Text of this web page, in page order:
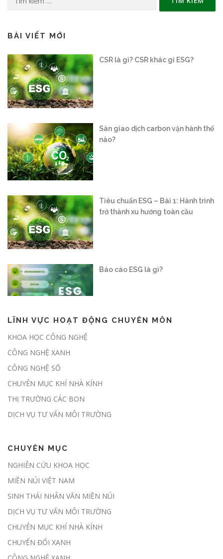
kiếm
BÀI VIẾT MỚI
Sàn giao dịch carbon vận hành thế
Tiêu chuẩn ESG – Bài 1: Hành trình
trở thành xu hướng toàn cầu
Báo cáo ESG là gì?
trong nước: “Mở cánh cửa” cho nền
tham gia thị trường carbon
thí điểm trong tháng 6
LĨNH VỰC HOẠT ĐỘNG CHUYÊN MÔN
KHOA HỌC CÔNG NGHỆ
CÔNG NGHỆ XANH
CÔNG NGHỆ SỐ
CHUYÊN MỤC KHÍ NHÀ KÍNH
THỊ TRƯỜNG CÁC BON
DỊCH VỤ TƯ VẤN MÔI TRƯỜNG
CHUYÊN MỤC
NGHIÊN CỨU KHOA HỌC
MIỀN NÚI VIỆT NAM
SINH THÁI NHÂN VĂN MIỀN NÚI
DỊCH VỤ TƯ VẤN MÔI TRƯỜNG
CHUYÊN MỤC KHÍ NHÀ KÍNH
CHUYỂN ĐỔI XANH